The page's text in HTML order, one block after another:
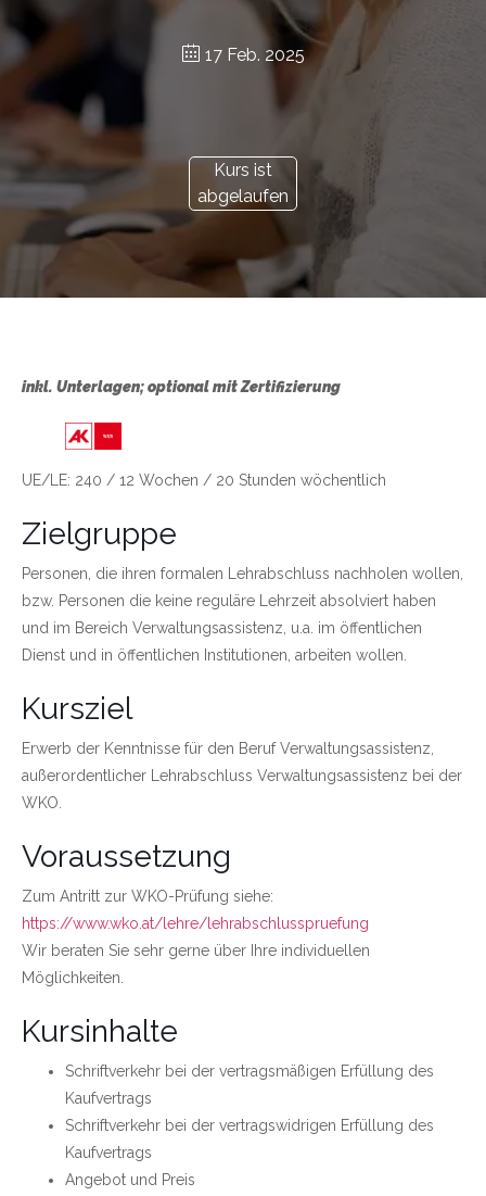
17 Feb. 2025
Kurs ist
abgelaufen
inkl. Unterlagen; optional mit Zertifizierung
UE/LE: 240 / 12 Wochen / 20 Stunden wöchentlich
Zielgruppe
Personen, die ihren formalen Lehrabschluss nachholen wollen,
bzw. Personen die keine reguläre Lehrzeit absolviert haben
und im Bereich Verwaltungsassistenz, u.a. im öffentlichen
Dienst und in öffentlichen Institutionen, arbeiten wollen.
Kursziel
Erwerb der Kenntnisse für den Beruf Verwaltungsassistenz,
außerordentlicher Lehrabschluss Verwaltungsassistenz bei der
WKO.
Voraussetzung
Zum Antritt zur WKO-Prüfung siehe:
https://www.wko.at/lehre/lehrabschlusspruefung
Wir beraten Sie sehr gerne über Ihre individuellen
Möglichkeiten.
Kursinhalte
Schriftverkehr bei der vertragsmäßigen Erfüllung des
Kaufvertrags
Schriftverkehr bei der vertragswidrigen Erfüllung des
Kaufvertrags
Angebot und Preis